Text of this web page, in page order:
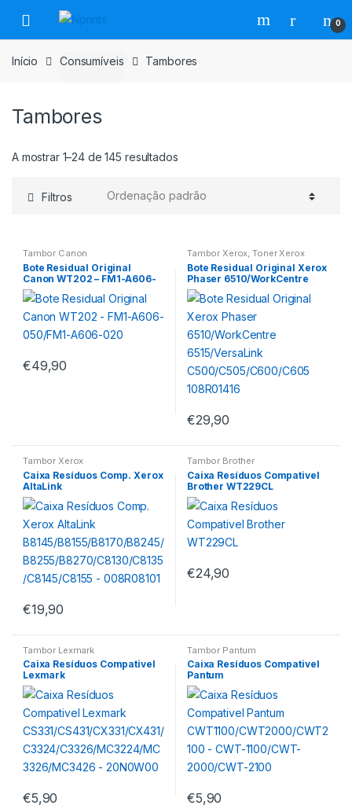
para
navegação
para
o
conteúdo
0
Início Consumíveis Tambores
Tambores
A mostrar 1–24 de 145 resultados
Filtros
Tambor Canon
Bote Residual Original
Canon WT202 – FM1-A606-
050/FM1-A606-020
€49,90
Tambor Xerox,Toner Xerox
Bote Residual Original Xerox
Phaser 6510/WorkCentre
6515/VersaLink
C500/C505/C600/C605
108R01416
€29,90
Tambor Xerox
Caixa Resíduos Comp. Xerox
AltaLink
B8145/B8155/B8170/B8245/B
8255/B8270/C8130/C8135/C8
145/C8155 – 008R08101
€19,90
Tambor Brother
Caixa Resíduos Compativel
Brother WT229CL
€24,90
Tambor Lexmark
Caixa Resíduos Compativel
Lexmark
CS331/CS431/CX331/CX431/C
3324/C3326/MC3224/MC332
6/MC3426 – 20N0W00
€5,90
Tambor Pantum
Caixa Resíduos Compativel
Pantum
CWT1100/CWT2000/CWT21
00 – CWT-1100/CWT-
2000/CWT-2100
€5,90